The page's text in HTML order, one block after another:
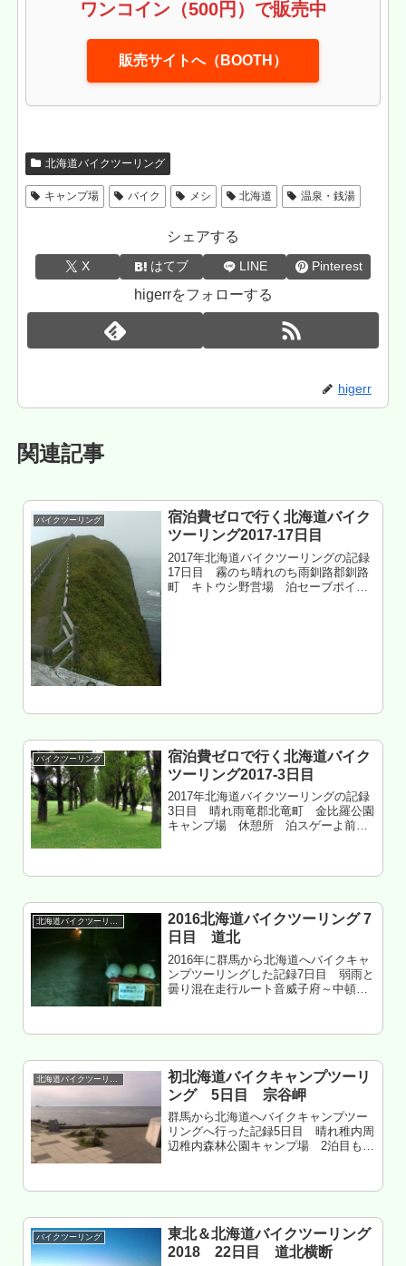
ワンコイン（500円）で販売中
販売サイトへ（BOOTH）
北海道バイクツーリング
キャンプ場 バイク メシ 北海道 温泉・銭湯
シェアする
X はてブ LINE Pinterest
higerrをフォローする
higerr
関連記事
バイクツーリング
宿泊費ゼロで行く北海道バイク
ツーリング2017-17日目
2017年北海道バイクツーリングの記録
17日目 霧のち晴れのち雨釧路郡釧路
町 キトウシ野営場 泊セーブポイン
バイクツーリング
宿泊費ゼロで行く北海道バイク
ツーリング2017-3日目
2017年北海道バイクツーリングの記録
3日目 晴れ雨竜郡北竜町 金比羅公園
キャンプ場 休憩所 泊スゲーよ前田
北海道バイクツーリング
2016北海道バイクツーリング 7
日目 道北
2016年に群馬から北海道へバイクキャ
ンプツーリングした記録7日目 弱雨と
曇り混在走行ルート音威子府～中頓別
北緯45度みつばち村 泊もくじ 中頓別
北海道バイクツーリング
初北海道バイクキャンプツーリ
ング 5日目 宗谷岬
群馬から北海道へバイクキャンプツー
リングへ行った記録5日目 晴れ稚内周
辺稚内森林公園キャンプ場 2泊目もく
イイ 鹿肉ジンギスカン旨い 稚内空港方
バイクツーリング
東北＆北海道バイクツーリング
2018 22日目 道北横断